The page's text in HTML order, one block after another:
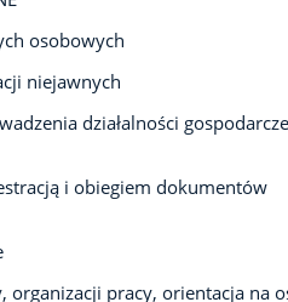
osobowych
niejawnych
działalności
i obiegiem dokumentów
organizacji pracy, orientacja na